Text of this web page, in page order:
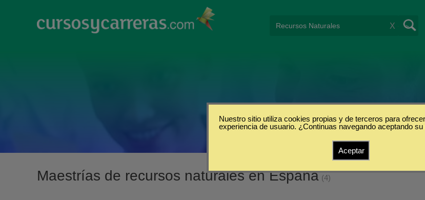
X
Maestrías de recursos naturales en España (4)
Nuestro sitio utiliza cookies propias y de terceros para
experiencia de usuario. ¿Continuas navegando aceptando su
Aceptar